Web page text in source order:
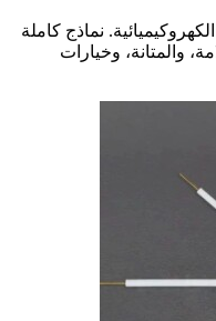
نماذج كاملة
والمتانة، وخيارات